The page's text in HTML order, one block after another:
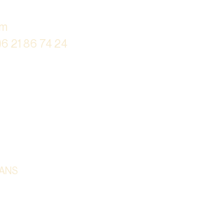
21 86 74 24